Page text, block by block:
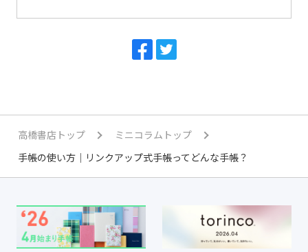
高橋書店トップ
ミニコラムトップ
手帳の使い方｜リンクアップ式手帳ってどんな手帳？